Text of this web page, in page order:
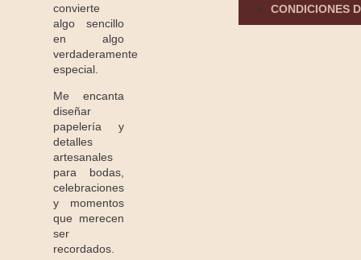
convierte
algo sencillo
en algo
verdaderamente
especial.
Me encanta
diseñar
papelería y
detalles
artesanales
para bodas,
celebraciones
y momentos
que merecen
ser
recordados.
CONDICIONES